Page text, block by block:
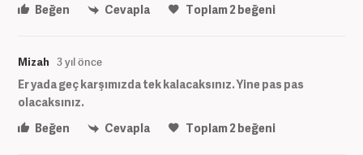
Beğen
Cevapla Toplam2 beğeni
Mizah 3 yıl önce
Er yada geç karşımızda tek kalacaksınız. Yine pas pas
olacaksınız.
Beğen
Cevapla Toplam2beğeni